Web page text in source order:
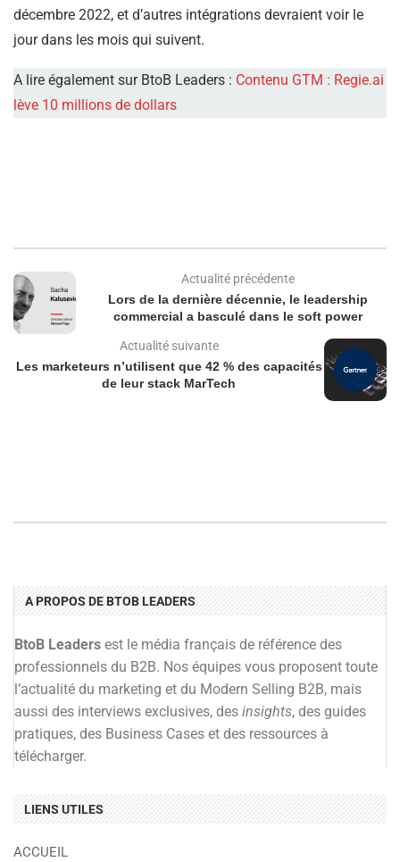
décembre 2022, et d’autres intégrations devraient voir le
jour dans les mois qui suivent.
A lire également sur BtoB Leaders : Contenu GTM : Regie.ai
lève 10 millions de dollars
Actualité précédente
Lors de la dernière décennie, le leadership
commercial a basculé dans le soft power
Actualité suivante
Les marketeurs n’utilisent que 42 % des capacités
de leur stack MarTech
A PROPOS DE BTOB LEADERS
BtoB Leaders est le média français de référence des
professionnels du B2B. Nos équipes vous proposent toute
l’actualité du marketing et du Modern Selling B2B, mais
aussi des interviews exclusives, des insights, des guides
pratiques, des Business Cases et des ressources à
télécharger.
LIENS UTILES
ACCUEIL